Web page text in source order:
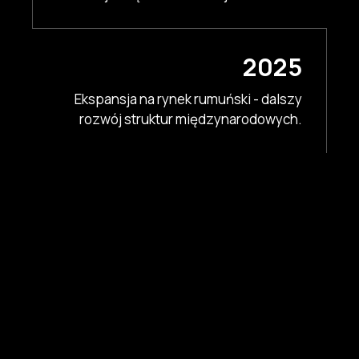
2025
Ekspansja na rynek rumuński - dalszy
rozwój struktur międzynarodowych.